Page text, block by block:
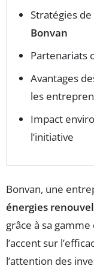
Stratégies de
Bonvan
Partenariats
Avantages
les
Impact
l’initiative
Bonvan, une
énergies
grâce à sa gamme
l’accent sur
l’attention des